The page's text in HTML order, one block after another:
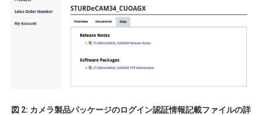
図 2: カメラ製品パッケージのログイン認証情報記載ファイルの詳